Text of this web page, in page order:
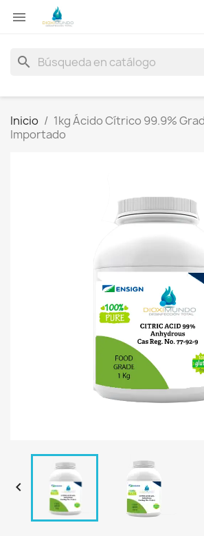

search
Inicio
1kg Ácido Cítrico 99.9%
Importado
